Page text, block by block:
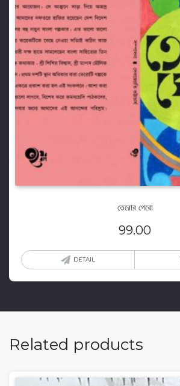
তেরোর গেরো
99.00
DETAIL
Related products